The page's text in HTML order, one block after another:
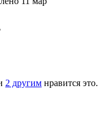
2 другим нравится это.